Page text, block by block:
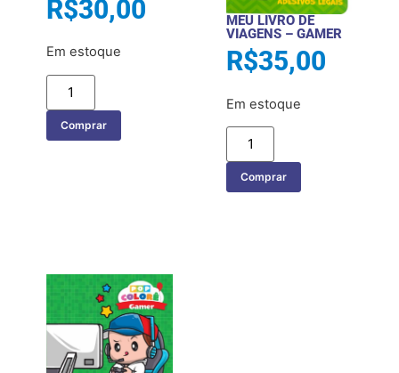
R$30,00
Em estoque
Comprar
MEU LIVRO DE
VIAGENS – GAMER
R$35,00
Em estoque
Comprar